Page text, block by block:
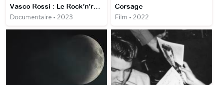
Vasco Rossi : Le Rock’n’roll ne meurt jamais
Documentaire • 2023
Corsage
Film • 2022